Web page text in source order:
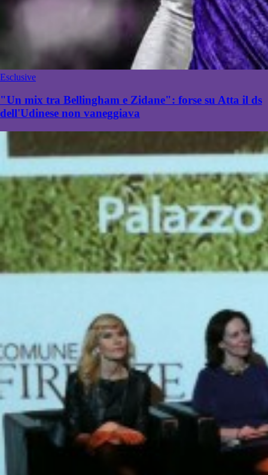
Esclusive
"Un mix tra Bellingham e Zidane": forse su Atta il ds
dell'Udinese non vaneggiava